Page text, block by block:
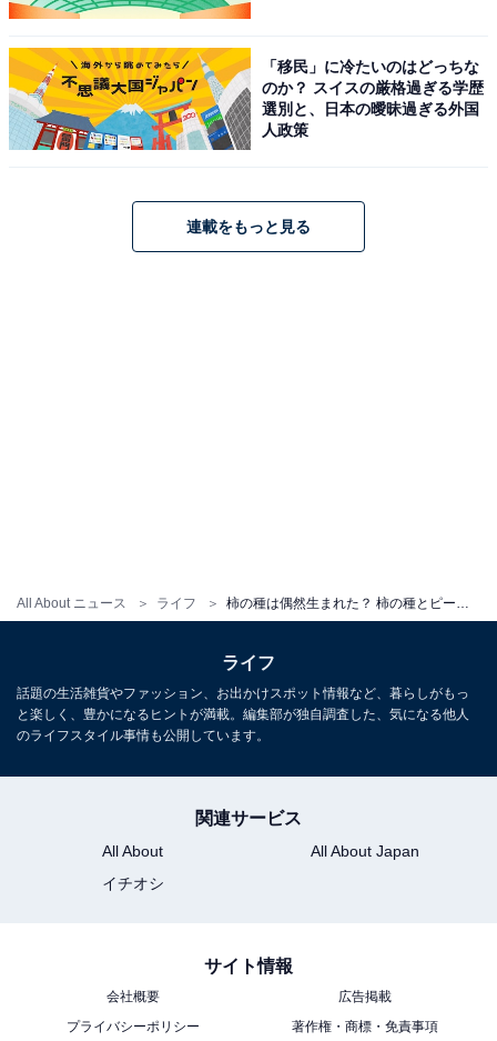
All About ニュース ライフ
この記事の筆者：石川 カズキ
1984年沖縄県生まれ。筑波大学人間学類卒業後、会社員
を経て芸人・作家・コピーライターに。エレキコミッ
ク・ラーメンズを輩出した芸能事務所トゥインクル・コ
受賞、LOFT公式YouTubeチャンネル「コントするイシ
カワくん」シリーズのコント台本・出演、KNBラジオ
「移民」に冷たいのはどっちな
のか？ スイスの厳格過ぎる学歴
選別と、日本の曖昧過ぎる外国
人政策
連載をもっと見る
ライフ
話題の生活雑貨やファッション、お出かけスポット情報など、暮らしがもっ
と楽しく、豊かになるヒントが満載。編集部が独自調査した、気になる他人
のライフスタイル事情も公開しています。
関連サービス
All About
All About Japan
イチオシ
サイト情報
会社概要
広告掲載
プライバシーポリシー
著作権・商標・免責事項